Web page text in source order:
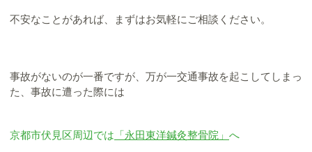
不安なことがあれば、まずはお気軽にご相談ください。
事故がないのが一番ですが、万が一交通事故を起こしてしまっ
た、事故に遭った際には
京都市伏見区周辺では 「永田東洋鍼灸整骨院」 へ